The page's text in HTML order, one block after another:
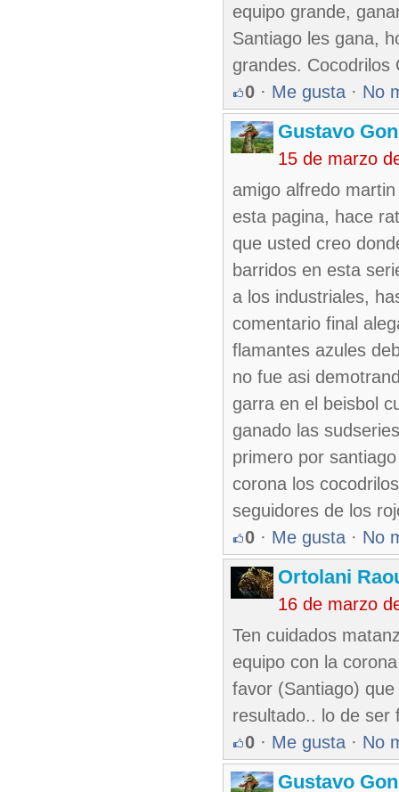
equipo grande,
Santiago les gana,
grandes. Cocodrilos
0 · Me gusta · No
Gustavo
15 de marzo
amigo alfredo
esta pagina, hace
que usted creo
barridos en esta
a los industriales,
comentario final
flamantes azules
no fue asi
garra en el beisbol
ganado las
primero por
corona los
seguidores de los
0 · Me gusta · No
Ortolani
16 de marzo
Ten cuidados
equipo con la
favor (Santiago)
resultado.. lo de ser
0 · Me gusta · No
Gustavo